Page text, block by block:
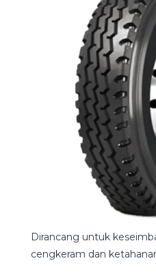
Dirancang untuk
cengkeram dan